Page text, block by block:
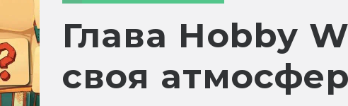
Глава Hobby
своя